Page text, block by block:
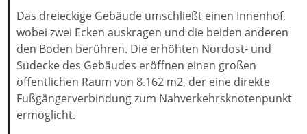
Das dreieckige Gebäude umschließt einen Innenhof,
wobei zwei Ecken auskragen und die beiden anderen
den Boden berühren. Die erhöhten Nordost- und
Südecke des Gebäudes eröffnen einen großen
öffentlichen Raum von 8.162 m2, der eine direkte
Fußgängerverbindung zum Nahverkehrsknotenpunkt
ermöglicht.